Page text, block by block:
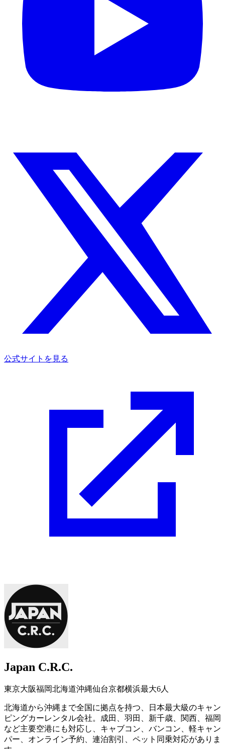
公式サイトを見る
Japan C.R.C.
東京大阪福岡北海道沖縄仙台京都横浜最大6人
北海道から沖縄まで全国に拠点を持つ、日本最大級のキャン
ピングカーレンタル会社。成田、羽田、新千歳、関西、福岡
など主要空港にも対応し、キャブコン、バンコン、軽キャン
パー、オンライン予約、連泊割引、ペット同乗対応がありま